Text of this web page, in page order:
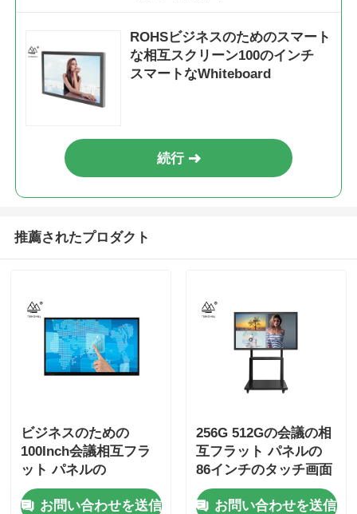
ROHSビジネスのためのスマート
な相互スクリーン100のインチ
スマートなWhiteboard
続行
推薦されたプロダクト
ビジネスのための
100Inch会議相互フラ
ット パネルの
Smartboards
お問い合わせを送信
256G 512Gの会議の相
互フラット パネルの
86インチのタッチ画面
お問い合わせを送信